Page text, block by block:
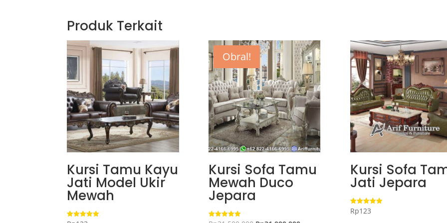
Produk Terkait
Kursi Tamu Kayu
Jati Model Ukir
Mewah
Obral!
Kursi Sofa Tamu
Mewah Duco
Jepara
Kursi Sofa
Jati Jepara
Dinilai
5.00
Rp123